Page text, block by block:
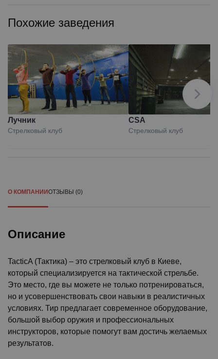
Похожие заведения
Лучник
Стрелковый клуб
CSA
Стрелковый клуб
О КОМПАНИИОТЗЫВЫ (0)
Описание
TacticA (Тактика) – это стрелковый клуб в Киеве,
который специализируется на тактической стрельбе.
Это место, где вы можете не только потренироваться,
но и усовершенствовать свои навыки в реалистичных
условиях. Тир предлагает современное оборудование,
большой выбор оружия и профессиональных
инструкторов, которые помогут вам достичь желаемых
результатов.